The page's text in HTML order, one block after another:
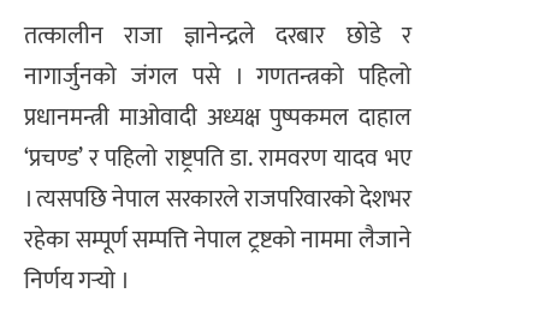
तत्कालीन राजा ज्ञानेन्द्रले दरबार छोडे र
नागार्जुनको जंगल पसे । गणतन्त्रको पहिलो
प्रधानमन्त्री माओवादी अध्यक्ष पुष्पकमल दाहाल
‘प्रचण्ड’ र पहिलो राष्ट्रपति डा. रामवरण यादव भए
। त्यसपछि नेपाल सरकारले राजपरिवारको देशभर
रहेका सम्पूर्ण सम्पत्ति नेपाल ट्रष्टको नाममा लैजाने
निर्णय गर्‍यो ।